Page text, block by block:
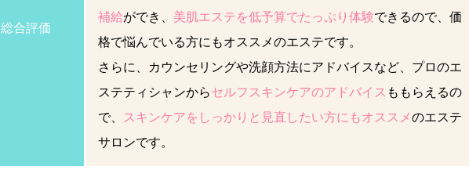
総合評価
補給ができ、 美肌エステを低予算でたっぷり体験できるので、価
格で悩んでいる方にもオススメのエステです。
さらに、カウンセリングや洗顔方法にアドバイスなど、プロのエ
ステティシャンからセルフスキンケアのアドバイス ももらえるの
で、 スキンケアをしっかりと見直したい方にもオススメのエステ
サロンです。